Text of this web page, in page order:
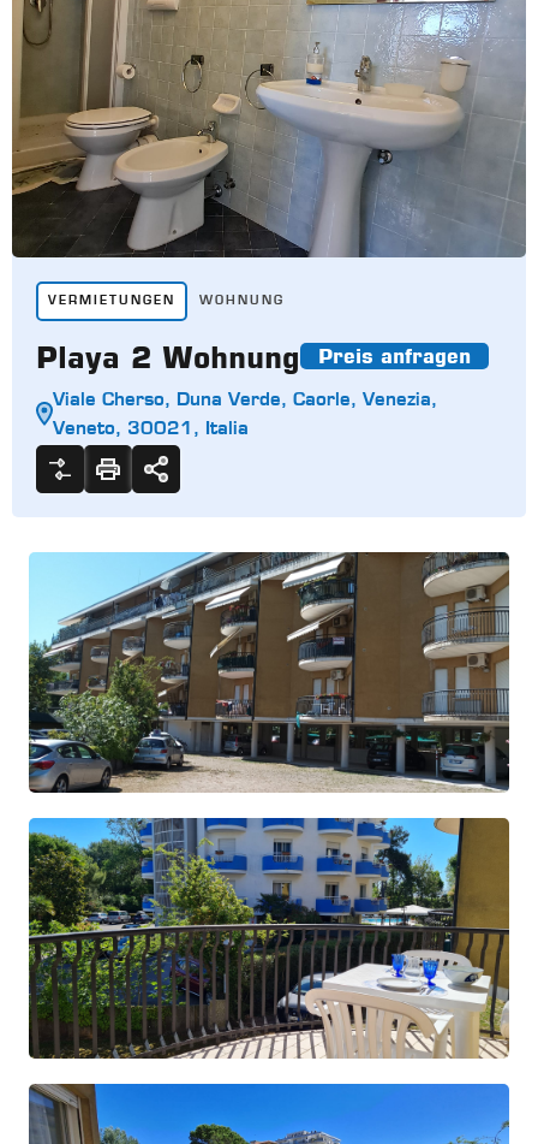
VERMIETUNGEN WOHNUNG
Playa 2 Wohnung Preis anfragen
Viale Cherso, Duna Verde, Caorle, Venezia,
Veneto, 30021, Italia